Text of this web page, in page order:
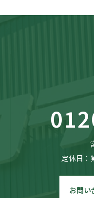
定休日：
お問い